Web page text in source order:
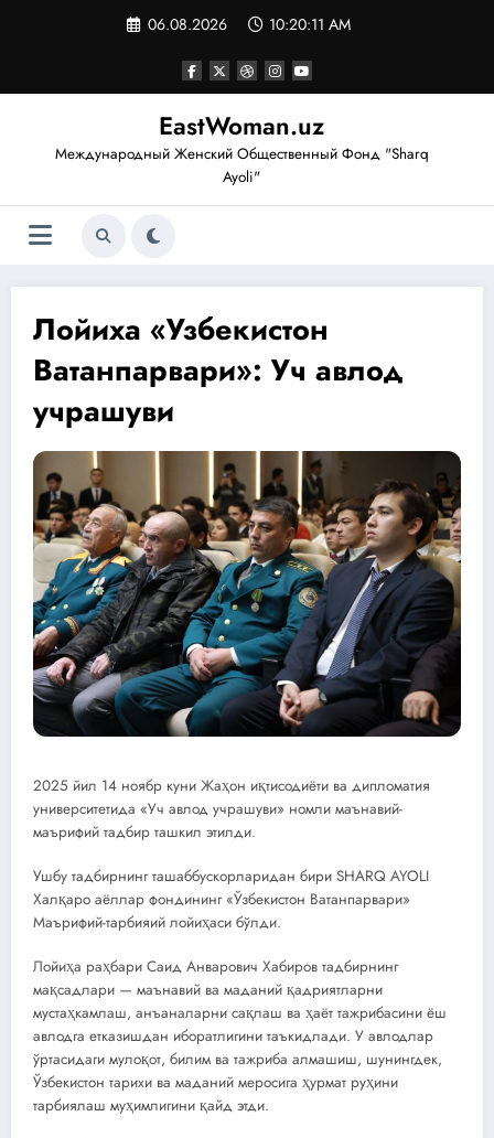
06.08.2026 10:20:12 AM
EastWoman.uz
Международный Женский Общественный Фонд "Sharq
Ayoli"
Лойиха «Узбекистон
Ватанпарвари»: Уч авлод
учрашуви
2025 йил 14 ноябр куни Жаҳон иқтисодиёти ва дипломатия
университетида «Уч авлод учрашуви» номли маънавий-
маърифий тадбир ташкил этилди.
Ушбу тадбирнинг ташаббускорларидан бири SHARQ AYOLI
Халқаро аёллар фондининг «Ўзбекистон Ватанпарвари»
Маърифий-тарбияий лойиҳаси бўлди.
Лойиҳа раҳбари Саид Анварович Хабиров тадбирнинг
мақсадлари — маънавий ва маданий қадриятларни
мустаҳкамлаш, анъаналарни сақлаш ва ҳаёт тажрибасини ёш
авлодга етказишдан иборатлигини таъкидлади. У авлодлар
ўртасидаги мулоқот, билим ва тажриба алмашиш, шунингдек,
Ўзбекистон тарихи ва маданий меросига ҳурмат руҳини
тарбиялаш муҳимлигини қайд этди.